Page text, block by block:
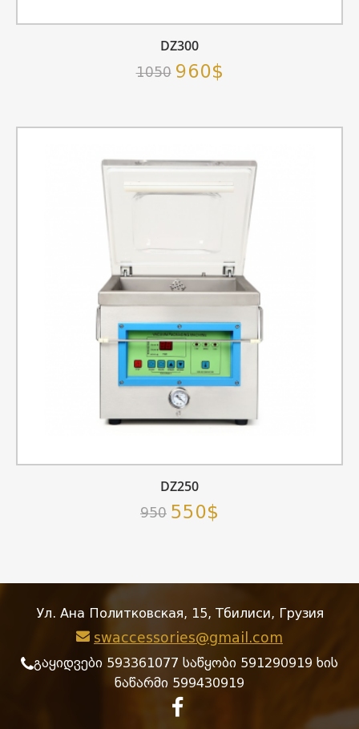
DZ300
1050 960$
DZ250
950 550$
Ул. Ана Политковская, 15, Тбилиси, Грузия
swaccessories@gmail.com
გაყიდვები 593361077 საწყობი 591290919 ხის
ნაწარმი 599430919